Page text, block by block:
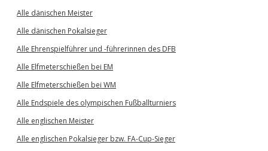
Alle dänischen Meister
Alle dänischen Pokalsieger
Alle Ehrenspielführer und -führerinnen des DFB
Alle Elfmeterschießen bei EM
Alle Elfmeterschießen bei WM
Alle Endspiele des olympischen Fußballturniers
Alle englischen Meister
Alle englischen Pokalsieger bzw. FA-Cup-Sieger